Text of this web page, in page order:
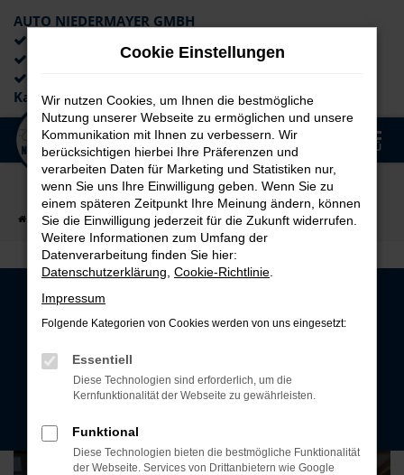
Zum
Hauptinhalt
springen
AUTO NIEDERMAYER GMBH
Lieferung an die Haustür
Kaufabwicklung
MENÜ
Startseite BLOG Niedermayer BLOG
Kaum zu glauben
Cookie Einstellungen
Wir nutzen Cookies, um Ihnen die bestmögliche
Nutzung unserer Webseite zu ermöglichen und unsere
Kommunikation mit Ihnen zu verbessern. Wir
berücksichtigen hierbei Ihre Präferenzen und
verarbeiten Daten für Marketing und Statistiken nur,
wenn Sie uns Ihre Einwilligung geben. Wenn Sie zu
einem späteren Zeitpunkt Ihre Meinung ändern, können
Sie die Einwilligung jederzeit für die Zukunft widerrufen.
Weitere Informationen zum Umfang der
Datenverarbeitung finden Sie hier:
Datenschutzerklärung Cookie-Richtlinie
Impressum
Folgende Kategorien von Cookies werden von uns eingesetzt:
Essentiell
Diese Technologien sind erforderlich, um die
Kernfunktionalität der Webseite zu gewährleisten.
Funktional
Diese Technologien bieten die bestmögliche Funktionalität
der Webseite. Services von Drittanbietern wie Google